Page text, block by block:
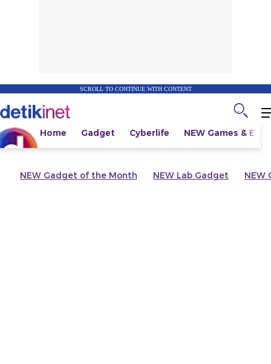
SCROLL TO CONTINUE WITH CONTENT
Home Gadget Cyberlife NEW Games &
NEW Gadget of the Month NEW Lab Gadget NEW